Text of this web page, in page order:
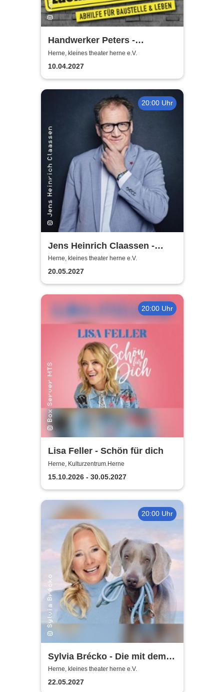
Handwerker Peters -
Lachkräfte-Mangel | Abhilfe
für Baustelle & Leben
Herne, kleines theater herne e.V.
10.04.2027
20:00 Uhr
Jens Heinrich Claassen -
Keine Ursache
Herne, kleines theater herne e.V.
20.05.2027
20:00 Uhr
Lisa Feller - Schön für dich
Herne, Kulturzentrum.Herne
15.10.2026 - 30.05.2027
20:00 Uhr
Sylvia Brécko - Die mit dem
Hund geht
Herne, kleines theater herne e.V.
22.05.2027